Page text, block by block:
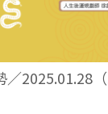
2025.01.28（